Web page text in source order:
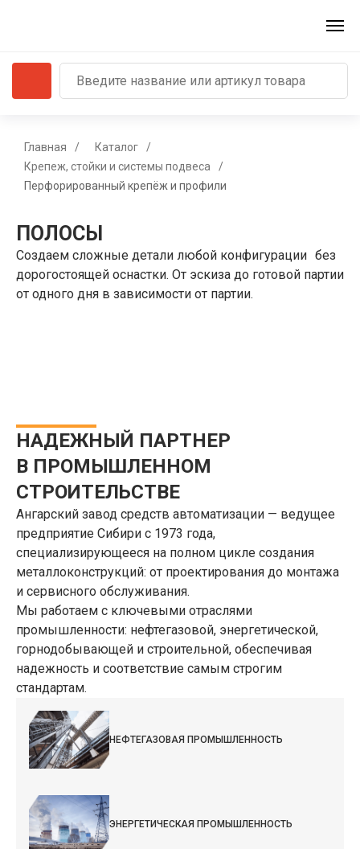
Главная / Каталог
/
Крепеж, стойки и системы подвеса
/
Перфорированный крепёж и профили
ПОЛОСЫ
Создаем сложные детали любой конфигурации без
дорогостоящей оснастки. От эскиза до готовой партии
от одного дня в зависимости от партии.
НАДЕЖНЫЙ ПАРТНЕР
В ПРОМЫШЛЕННОМ
СТРОИТЕЛЬСТВЕ
Ангарский завод средств автоматизации — ведущее
предприятие Сибири с 1973 года,
специализирующееся на полном цикле создания
металлоконструкций: от проектирования до монтажа
и сервисного обслуживания.
Мы работаем с ключевыми отраслями
промышленности: нефтегазовой, энергетической,
горнодобывающей и строительной, обеспечивая
надежность и соответствие самым строгим
стандартам.
НЕФТЕГАЗОВАЯ ПРОМЫШЛЕННОСТЬ
ЭНЕРГЕТИЧЕСКАЯ ПРОМЫШЛЕННОСТЬ